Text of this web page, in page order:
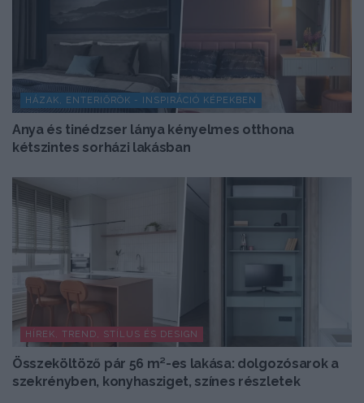
HÁZAK, ENTERIŐRÖK - INSPIRÁCIÓ KÉPEKBEN
Anya és tinédzser lánya kényelmes otthona
kétszintes sorházi lakásban
HÍREK, TREND, STÍLUS ÉS DESIGN
Összeköltöző pár 56 m²-es lakása: dolgozósarok a
szekrényben, konyhasziget, színes részletek